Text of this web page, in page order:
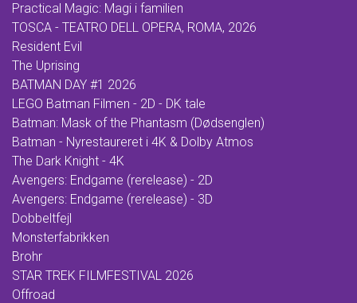
Practical Magic: Magi i familien
TOSCA - TEATRO DELL OPERA, ROMA, 2026
Resident Evil
The Uprising
BATMAN DAY #1 2026
LEGO Batman Filmen - 2D - DK tale
Batman: Mask of the Phantasm (Dødsenglen)
Batman - Nyrestaureret i 4K & Dolby Atmos
The Dark Knight - 4K
Avengers: Endgame (rerelease) - 2D
Avengers: Endgame (rerelease) - 3D
Dobbeltfejl
Monsterfabrikken
Brohr
STAR TREK FILMFESTIVAL 2026
Offroad